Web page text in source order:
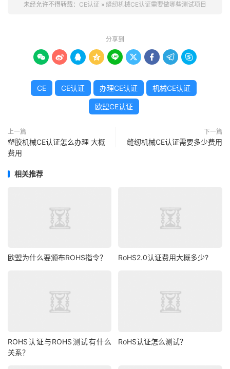
未经允许不得转载： CE认证 » 缝纫机械CE认证需要做哪些测试项目
分享到
        
CE CE认证 办理CE认证 机械CE认证
欧盟CE认证
上一篇
塑胶机械CE认证怎么办理 大概
费用
下一篇
缝纫机械CE认证需要多少费用
相关推荐
欧盟为什么要颁布ROHS指令？ RoHS2.0认证费用大概多少?
ROHS认证与ROHS测试有什么
关系？
RoHS认证怎么测试？